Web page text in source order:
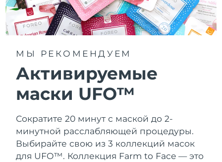
МЫ РЕКОМЕНДУЕМ
Активируемые
маски UFO™
Сократите 20 минут с маской до 2-
минутной расслабляющей процедуры.
Выбирайте свою из 3 коллекций масок
для UFO™. Коллекция Farm to Face — это